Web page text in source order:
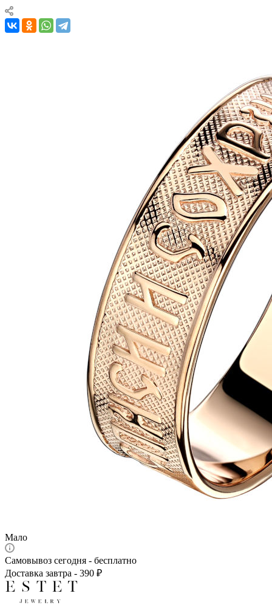
Мало
Самовывоз сегодня - бесплатно
Доставка завтра - 390 ₽